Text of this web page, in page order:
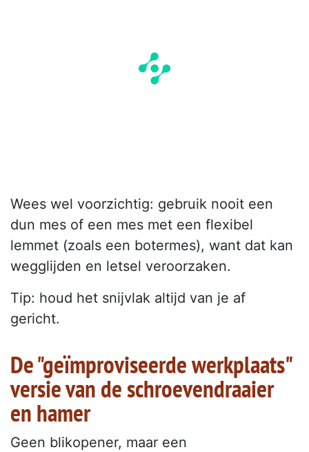
Wees wel voorzichtig: gebruik nooit een
dun mes of een mes met een flexibel
lemmet (zoals een botermes), want dat kan
wegglijden en letsel veroorzaken.
Tip: houd het snijvlak altijd van je af
gericht.
De "geïmproviseerde werkplaats"
versie van de schroevendraaier
en hamer
Geen blikopener, maar een